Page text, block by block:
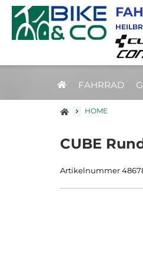
FAHRRAD
HOME
CUBE
Artikelnummer